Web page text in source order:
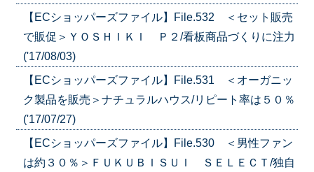
【ECショッパーズファイル】File.532 ＜セット販売
で販促＞ＹＯＳＨＩＫＩ Ｐ２/看板商品づくりに注力
('17/08/03)
【ECショッパーズファイル】File.531 ＜オーガニッ
ク製品を販売＞ナチュラルハウス/リピート率は５０％
('17/07/27)
【ECショッパーズファイル】File.530 ＜男性ファン
は約３０％＞ＦＵＫＵＢＩＳＵＩ ＳＥＬＥＣＴ/独自